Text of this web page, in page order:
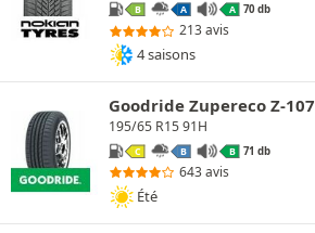
B A A 70 db
213 avis
4 saisons
Goodride Zupereco Z-107
195/65 R15 91H
C B B 71 db
643 avis
Été